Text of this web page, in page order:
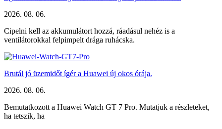
2026. 08. 06.
Cipelni kell az akkumulátort hozzá, ráadásul nehéz is a
ventilátorokkal felpimpelt drága ruhácska.
Brutál jó üzemidőt ígér a Huawei új okos órája.
2026. 08. 06.
Bemutatkozott a Huawei Watch GT 7 Pro. Mutatjuk a részleteket,
ha tetszik, ha